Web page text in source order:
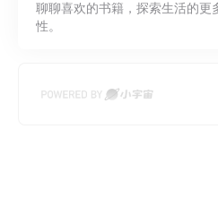
聊聊喜欢的书籍，探索生活的更
性。